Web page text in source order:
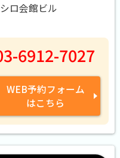
ロ会館ビル
6912-7027
WEB予約フォーム
はこちら